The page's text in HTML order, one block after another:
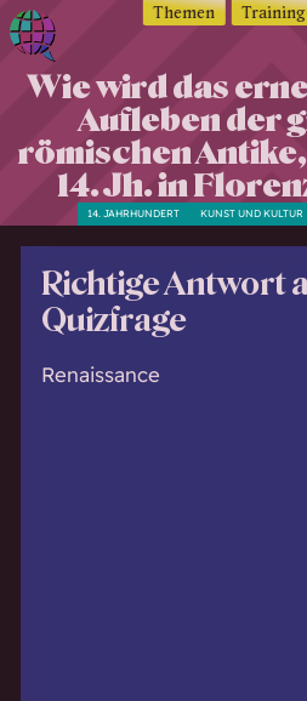
z
o
Themen Training
Wie wird das
Aufleben der
römischen
14. Jh. in
KUNST UND KULTUR
14. JAHRHUNDERT
Richtige Antwort
Quizfrage
Renaissance